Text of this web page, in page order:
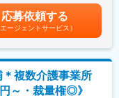
先クリニックの利用で
にもインフルエンザの
トがあります。
会社への出向含む
度）や豊富な研修制度を
電気設計の業務をお任
定します。※案件や当社
し、評価を行っていま
12月） 賃金はあくまで
する可能性があります。
応募依頼する
エージェントサービス）
＊複数介護事業所
～・裁量権◎》